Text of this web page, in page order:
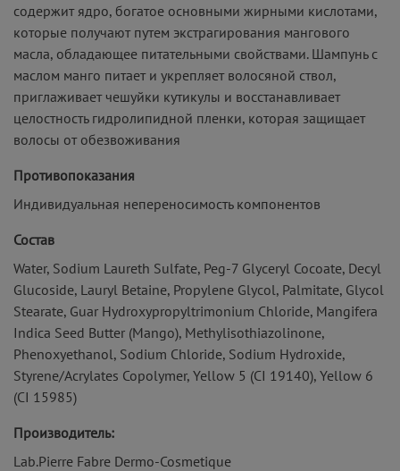
содержит ядро, богатое основными жирными кислотами,
которые получают путем экстрагирования мангового
масла, обладающее питательными свойствами. Шампунь с
маслом манго питает и укрепляет волосяной ствол,
приглаживает чешуйки кутикулы и восстанавливает
целостность гидролипидной пленки, которая защищает
волосы от обезвоживания
Противопоказания
Индивидуальная непереносимость компонентов
Состав
Water, Sodium Laureth Sulfate, Peg-7 Glyceryl Cocoate, Decyl
Glucoside, Lauryl Betaine, Propylene Glycol, Palmitate, Glycol
Stearate, Guar Hydroxypropyltrimonium Chloride, Mangifera
Indica Seed Butter (Mango), Methylisothiazolinone,
Phenoxyethanol, Sodium Chloride, Sodium Hydroxide,
Styrene/Acrylates Copolymer, Yellow 5 (CI 19140), Yellow 6
(CI 15985)
Производитель:
Lab.Pierre Fabre Dermo-Cosmetique